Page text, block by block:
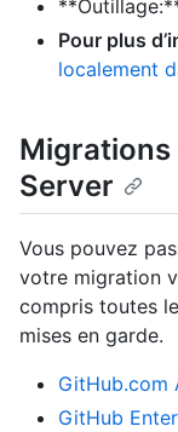
Pour plus
localement
Migrations
Server
Vous pouvez
votre migration
compris toutes
mises en garde.
GitHub.com
GitHub